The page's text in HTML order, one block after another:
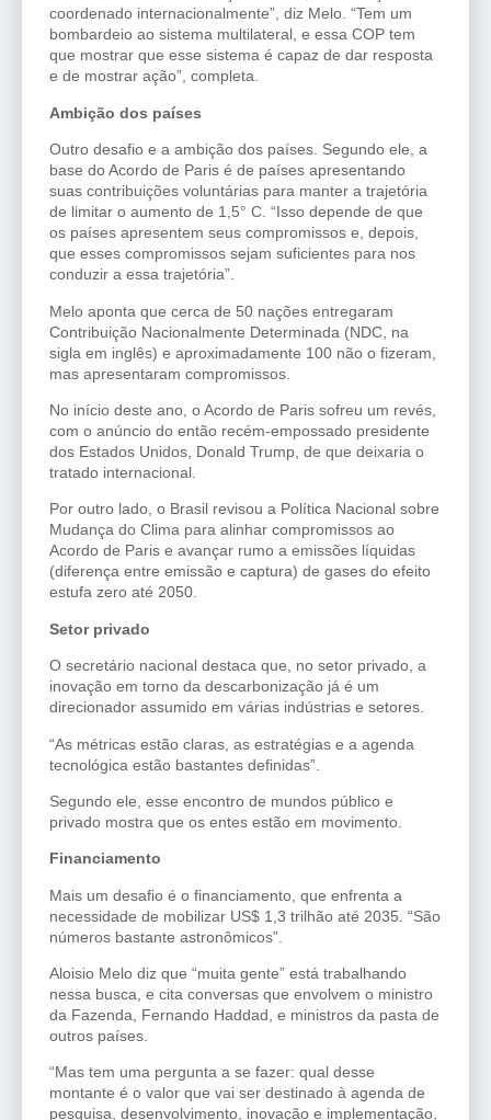
coordenado internacionalmente”, diz Melo. “Tem um
bombardeio ao sistema multilateral, e essa COP tem
que mostrar que esse sistema é capaz de dar resposta
e de mostrar ação”, completa.
Ambição dos países
Outro desafio e a ambição dos países. Segundo ele, a
base do Acordo de Paris é de países apresentando
suas contribuições voluntárias para manter a trajetória
de limitar o aumento de 1,5° C. “Isso depende de que
os países apresentem seus compromissos e, depois,
que esses compromissos sejam suficientes para nos
conduzir a essa trajetória”.
Melo aponta que cerca de 50 nações entregaram
Contribuição Nacionalmente Determinada (NDC, na
sigla em inglês) e aproximadamente 100 não o fizeram,
mas apresentaram compromissos.
No início deste ano, o Acordo de Paris sofreu um revés,
com o anúncio do então recém-empossado presidente
dos Estados Unidos, Donald Trump, de que deixaria o
tratado internacional.
Por outro lado, o Brasil revisou a Política Nacional sobre
Mudança do Clima para alinhar compromissos ao
Acordo de Paris e avançar rumo a emissões líquidas
(diferença entre emissão e captura) de gases do efeito
estufa zero até 2050.
Setor privado
O secretário nacional destaca que, no setor privado, a
inovação em torno da descarbonização já é um
direcionador assumido em várias indústrias e setores.
“As métricas estão claras, as estratégias e a agenda
tecnológica estão bastantes definidas”.
Segundo ele, esse encontro de mundos público e
privado mostra que os entes estão em movimento.
Financiamento
Mais um desafio é o financiamento, que enfrenta a
necessidade de mobilizar US$ 1,3 trilhão até 2035. “São
números bastante astronômicos”.
Aloisio Melo diz que “muita gente” está trabalhando
nessa busca, e cita conversas que envolvem o ministro
da Fazenda, Fernando Haddad, e ministros da pasta de
outros países.
“Mas tem uma pergunta a se fazer: qual desse
montante é o valor que vai ser destinado à agenda de
pesquisa, desenvolvimento, inovação e implementação,